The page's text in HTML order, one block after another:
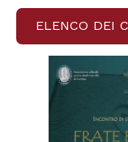
ELENCO DEI